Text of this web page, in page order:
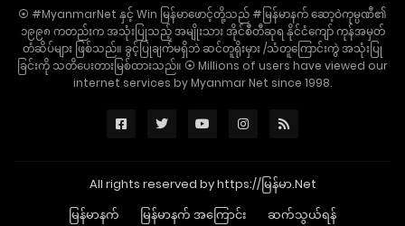
⦿ #MyanmarNet နှင့် Win မြန်မာဖောင့်တို့သည် #မြန်မာနက် ဆော့ဝဲကုမ္ပဏီ၏
၁၉၉၈ ကတည်းက အသုံးပြုသည့် အမျိုးသား အိုင်စီတီဆုရ နိုင်ငံကျော် ကုန်အမှတ်
တံဆိပ်များ ဖြစ်သည်။ ခွင့်ပြုချက်မရှိဘဲ ဆင်တူရိုးမှား /သံတူကြောင်းကွဲ အသုံးပြု
ခြင်းကို သတိပေးတားမြစ်ထားသည်။ ⦿ Millions of users have viewed our
internet services by Myanmar Net since 1998.
All rights reserved by https://မြန်မာ.Net
မြန်မာနက်
မြန်မာနက် အကြောင်း ဆက်သွယ်ရန်